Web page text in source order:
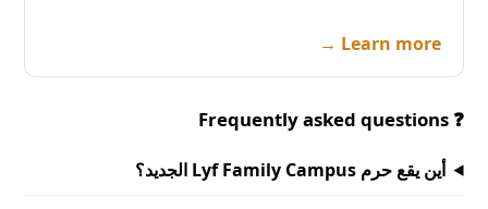
Learn more →
❓ Frequently asked questions
أين يقع حرم Lyf Family Campus الجديد؟